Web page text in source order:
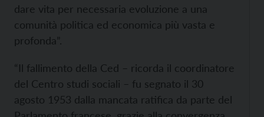
dare vita per necessaria evoluzione a una
comunità politica ed economica più vasta e
profonda”.
“Il fallimento della Ced – ricorda il coordinatore
del Centro studi sociali – fu segnato il 30
agosto 1953 dalla mancata ratifica da parte del